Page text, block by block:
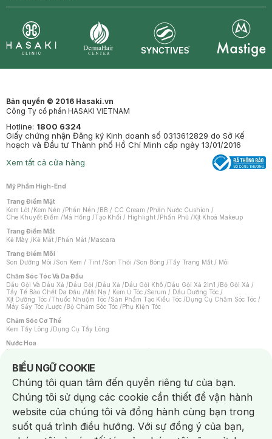
Bản quyền © 2016 Hasaki.vn
Công Ty cổ phần HASAKI VIETNAM
Hotline: 1800 6324
Giấy chứng nhận Đăng ký Kinh doanh số 0313612829 do Sở Kế
hoạch và Đầu tư Thành phố Hồ Chí Minh cấp ngày 13/01/2016
Xem tất cả cửa hàng
Mỹ Phẩm High-End
Trang Điểm Mặt
Kem Lót /Kem Nền /Phấn Nền /BB / CC Cream /Phấn Nước Cushion /
Che Khuyết Điểm /Má Hồng /Tạo Khối / Highlight /Phấn Phủ /Xịt Khoá Makeup
Trang Điểm Mắt
Kẻ Mày /Kẻ Mắt /Phấn Mắt /Mascara
Trang Điểm Môi
Son Dưỡng Môi /Son Kem / Tint /Son Thỏi /Son Bóng /Tẩy Trang Mắt / Môi
Chăm Sóc Tóc Và Da Đầu
Dầu Gội Và Dầu Xả /Dầu Gội /Dầu Xả /Dầu Gội Khô /Dầu Gội Xả 2in1 /Bộ Gội Xả /
Tẩy Tế Bào Chết Da Đầu /Mặt Nạ / Kem Ủ Tóc /Serum / Dầu Dưỡng Tóc /
Xịt Dưỡng Tóc /Thuốc Nhuộm Tóc /Sản Phẩm Tạo Kiểu Tóc /Dụng Cụ Chăm Sóc Tóc /
Máy Sấy Tóc /Lược /Bộ Chăm Sóc Tóc /Phụ Kiện Tóc
Chăm Sóc Cơ Thể
Kem Tẩy Lông /Dụng Cụ Tẩy Lông
Nước Hoa
Nước Hoa Nữ
Chăm Sóc Cá Nhân
Chống Muỗi /Khẩu Trang /Máy Massage/Mặt Nạ Xông Hơi /Nước Rửa Tay/
Sản Phẩm Chăm Sóc Khác /Bàn Chải Đánh Răng /Bàn Chải Điện/
Hỗ Trợ Trắng Răng/Kem Đánh Răng /Máy Tăm Nước/ Nước Súc Miệng/
Tăm / Chỉ Nha Khoa/ Xịt Thơm Miệng / Dung Dịch Vệ Sinh/Dưỡng Vùng Kín/
Khăn Ướt Vệ Sinh Vùng Kín/Băng Vệ Sinh/Tampon/Bọt Cạo Râu /Dao Cạo Râu/
Máy Cạo Râu
Vấn Đề Về Da
BIỂU NGỮ COOKIE
Notice about cookies usage
Chúng tôi quan tâm đến quyền riêng tư của bạn.
Chúng tôi sử dụng các cookie cần thiết để vận hành
website của chúng tôi và đồng hành cùng bạn trong
suốt quá trình điều hướng. Với sự đồng ý của bạn,